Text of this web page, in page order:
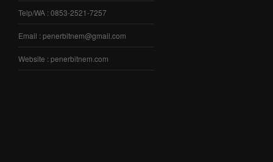
Telp/WA : 0853-2521-7257
Email : penerbitnem@gmail.com
Website : penerbitnem.com